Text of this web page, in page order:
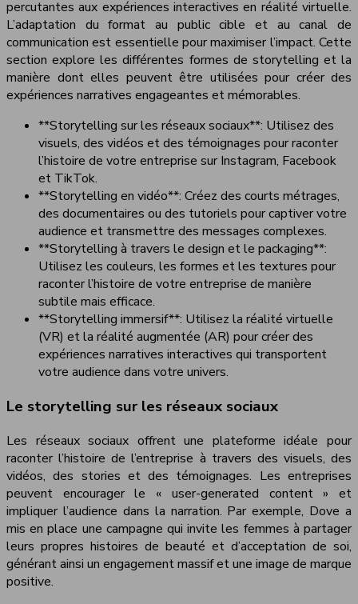
percutantes aux expériences interactives en réalité virtuelle.
L’adaptation du format au public cible et au canal de
communication est essentielle pour maximiser l’impact. Cette
section explore les différentes formes de storytelling et la
manière dont elles peuvent être utilisées pour créer des
expériences narratives engageantes et mémorables.
**Storytelling sur les réseaux sociaux**: Utilisez des
visuels, des vidéos et des témoignages pour raconter
l’histoire de votre entreprise sur Instagram, Facebook
et TikTok.
**Storytelling en vidéo**: Créez des courts métrages,
des documentaires ou des tutoriels pour captiver votre
audience et transmettre des messages complexes.
**Storytelling à travers le design et le packaging**:
Utilisez les couleurs, les formes et les textures pour
raconter l’histoire de votre entreprise de manière
subtile mais efficace.
**Storytelling immersif**: Utilisez la réalité virtuelle
(VR) et la réalité augmentée (AR) pour créer des
expériences narratives interactives qui transportent
votre audience dans votre univers.
Le storytelling sur les réseaux sociaux
Les réseaux sociaux offrent une plateforme idéale pour
raconter l’histoire de l’entreprise à travers des visuels, des
vidéos, des stories et des témoignages. Les entreprises
peuvent encourager le « user-generated content » et
impliquer l’audience dans la narration. Par exemple, Dove a
mis en place une campagne qui invite les femmes à partager
leurs propres histoires de beauté et d’acceptation de soi,
générant ainsi un engagement massif et une image de marque
positive.